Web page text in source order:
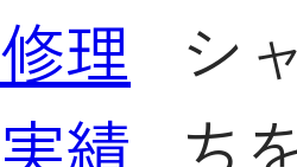
修理
実績
シ
ち